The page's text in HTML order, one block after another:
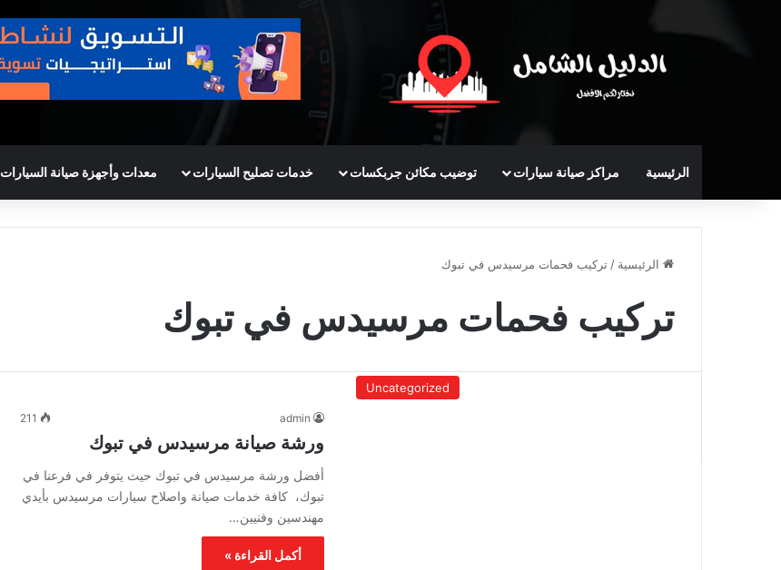
الرئيسية مراكز صيانة سيارات توضيب مكائن جربكسات خدمات تصليح السيارات معدات وأجهزة صيانة السيارات
الرئيسية /تركيب فحمات مرسيدس في تبوك
تركيب فحمات مرسيدس في تبوك
Uncategorized
admin
211
ورشة صيانة مرسيدس في تبوك
أفضل ورشة مرسيدس في تبوك حيث يتوفر في فرعنا في
تبوك، كافة خدمات صيانة واصلاح سيارات مرسيدس بأيدي
مهندسين وفنيين…
أكمل القراءة »